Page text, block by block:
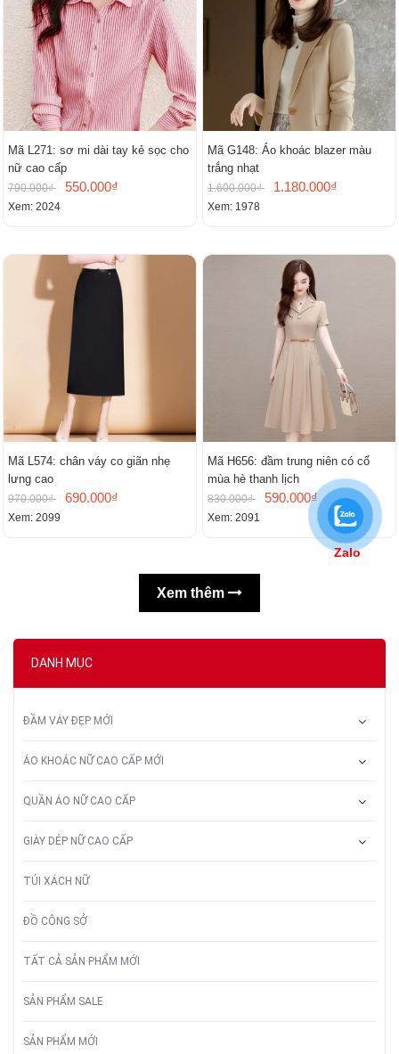
DANH MỤC
ĐẦM VÁY ĐẸP MỚI
ÁO KHOÁC NỮ CAO CẤP MỚI
QUẦN ÁO NỮ CAO CẤP
GIÀY DÉP NỮ CAO CẤP
TÚI XÁCH NỮ
ĐỒ CÔNG SỞ
TẤT CẢ SẢN PHẨM MỚI
SẢN PHẨM SALE
SẢN PHẨM MỚI
Mã L271: sơ mi dài tay kẻ sọc cho
nữ cao cấp
790.000₫ 550.000₫
Xem: 2024
Mã G148: Áo khoác blazer màu
trắng nhạt
1.600.000₫ 1.180.000₫
Xem: 1978
Mã L574: chân váy co giãn nhẹ
lưng cao
970.000₫ 690.000₫
Xem: 2099
Mã H656: đầm trung niên có cổ
mùa hè thanh lịch
830.000₫ 590.000₫
Xem: 2091
Xem thêm
Zalo